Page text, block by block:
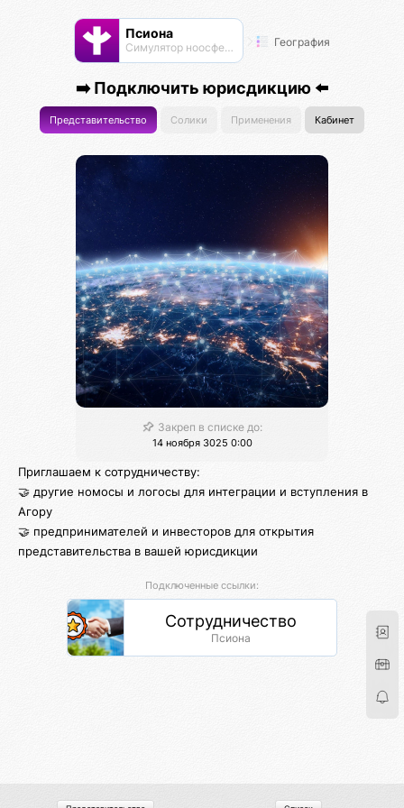
Псиона
Cимулятор ноосферы География
➡️ Подключить юрисдикцию ⬅️
Представительство Солики Применения Кабинет
Закреп в списке до:
14 ноября 3025 0:00
Приглашаем к сотрудничеству:
🤝 другие номосы и логосы для интеграции и вступления в
Агору
🤝 предпринимателей и инвесторов для открытия
представительства в вашей юрисдикции
Подключенные ссылки:
Сотрудничество
Псиона